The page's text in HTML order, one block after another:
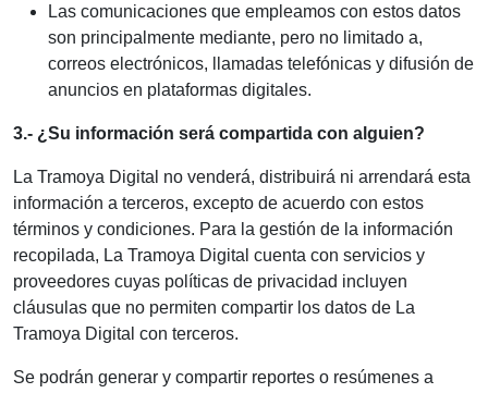
Las comunicaciones que empleamos con estos datos
son principalmente mediante, pero no limitado a,
correos electrónicos, llamadas telefónicas y difusión de
anuncios en plataformas digitales.
3.- ¿Su información será compartida con alguien?
La Tramoya Digital no venderá, distribuirá ni arrendará esta
información a terceros, excepto de acuerdo con estos
términos y condiciones. Para la gestión de la información
recopilada, La Tramoya Digital cuenta con servicios y
proveedores cuyas políticas de privacidad incluyen
cláusulas que no permiten compartir los datos de La
Tramoya Digital con terceros.
Se podrán generar y compartir reportes o resúmenes a